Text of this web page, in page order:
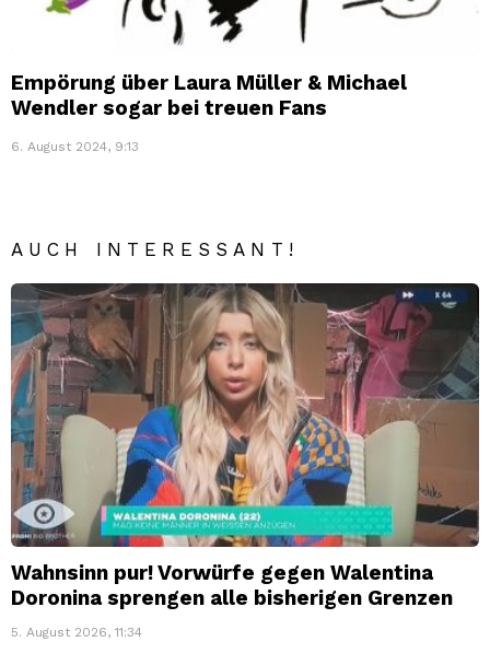
Empörung über Laura Müller & Michael
Wendler sogar bei treuen Fans
6. August 2024, 9:13
AUCH INTERESSANT!
Wahnsinn pur! Vorwürfe gegen Walentina
Doronina sprengen alle bisherigen Grenzen
5. August 2026, 11:34